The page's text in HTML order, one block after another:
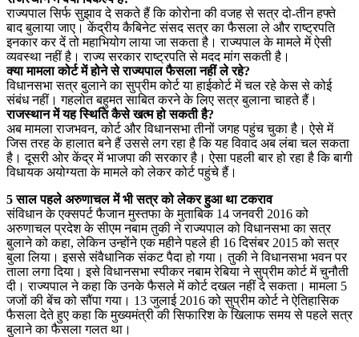
राज्यपाल सिर्फ सुझाव दे सकते हैं कि कोरोना की वजह से सत्र दो-तीन हफ्ते
बाद बुलाया जाए। केंद्रीय कैबिनेट संसद सत्र का फैसला ले और राष्ट्रपति
इनकार कर दें तो महाभियोग लाया जा सकता है। राज्यपाल के मामले में ऐसी
व्यवस्था नहीं है। राज्य सरकार राष्ट्रपति से मदद मांग सकती है।
क्या मामला कोर्ट में होने से राज्यपाल फैसला नहीं ले रहे?
विधानसभा सत्र बुलाने का सुप्रीम कोर्ट या हाईकोर्ट में चल रहे केस से कोई
संबंध नहीं। गहलोत बहुमत साबित करने के लिए सत्र बुलाना चाहते हैं।
राजस्थान में यह स्थिति कैसे खत्म हो सकती है?
अब मामला राजभवन, कोर्ट और विधानसभा तीनों जगह पहुंच चुका है। ऐसे में
जिस तरह के हालात बने हैं उससे लग रहा है कि यह विवाद अब लंबा चल सकता
है। दूसरी ओर केंद्र में भाजपा की सरकार है। ऐसा पहली बार हो रहा है कि बागी
विधायक अयोग्यता के मामले को लेकर कोर्ट पहुंचे हैं।
5 साल पहले अरुणाचल में भी सत्र को लेकर हुआ था टकराव
संविधान के एक्सपर्ट फैजान मुस्तफा के मुताबिक 14 जनवरी 2016 को
अरुणाचल प्रदेश के सीएम नबाम तुकी ने राज्यपाल को विधानसभा का सत्र
बुलाने को कहा, लेकिन उन्होंने एक महीने पहले ही 16 दिसंबर 2015 को सत्र
बुला लिया। इससे संवैधानिक संकट पैदा हो गया। तुकी ने विधानसभा भवन पर
ताला लगा दिया। इसे विधानसभा स्पीकर नबाम रेबिया ने सुप्रीम कोर्ट में चुनौती
दी। राज्यपाल ने कहा कि उनके फैसले में कोर्ट दखल नहीं दे सकता। मामला 5
जजों की बेंच को सौंपा गया। 13 जुलाई 2016 को सुप्रीम कोर्ट ने ऐतिहासिक
फैसला देते हुए कहा कि मुख्यमंत्री की सिफारिश के खिलाफ समय से पहले सत्र
बुलाने का फैसला गलत था।